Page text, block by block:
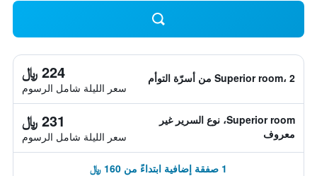
Superior room، 2 من أسرّة التوأم 224 ﷼
سعر الليلة شامل الرسوم
Superior room، نوع السرير غير
معروف
231 ﷼
سعر الليلة شامل الرسوم
1 صفقة إضافية ابتداءً من 160 ﷼